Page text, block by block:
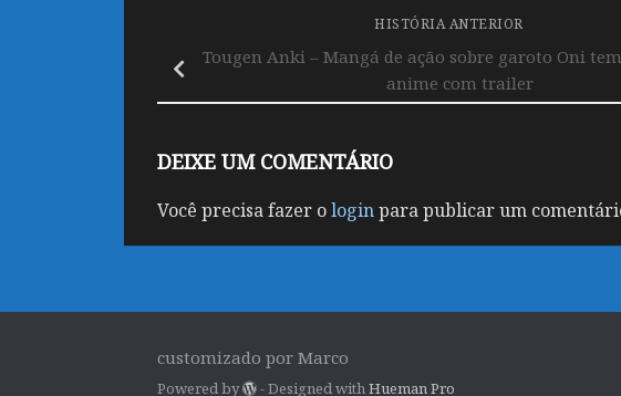
HISTÓRIA ANTERIOR
Tougen Anki – Mangá de ação sobre garoto Oni
anime com trailer
DEIXE UM COMENTÁRIO
Você precisa fazer ologinpara publicar um
customizado por Marco
Powered by - Designed withHueman Pro